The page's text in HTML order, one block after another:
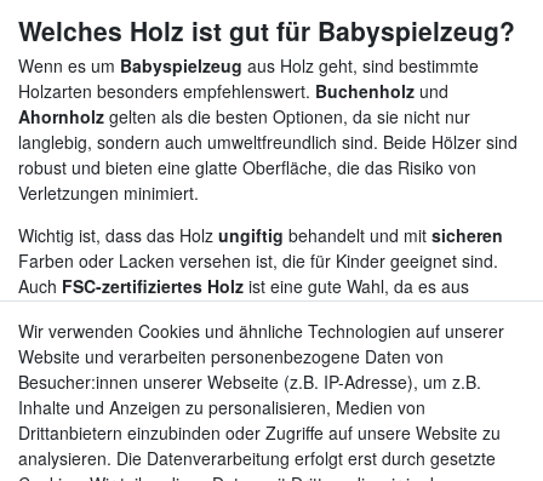
Welches Holz ist gut für Babyspielzeug?
Wenn es um Babyspielzeug aus Holz geht, sind bestimmte
Holzarten besonders empfehlenswert. Buchenholz und
Ahornholz gelten als die besten Optionen, da sie nicht nur
langlebig, sondern auch umweltfreundlich sind. Beide Hölzer sind
robust und bieten eine glatte Oberfläche, die das Risiko von
Verletzungen minimiert.
Wichtig ist, dass das Holz ungiftig behandelt und mit sicheren
Farben oder Lacken versehen ist, die für Kinder geeignet sind.
Auch FSC-zertifiziertes Holz ist eine gute Wahl, da es aus
Spielzeug keine kleinen Teile enthält, die verschluckt werden
könnten. Auf diese Weise können Sie sicherstellen, dass das
Spielzeug sowohlsicher als auch nachhaltigist, während Ihr
Baby spielerisch die Welt entdeckt.
Worauf sollte beim Kauf von Spielzeug
Wir verwenden Cookies und ähnliche Technologien auf unserer
Website und verarbeiten personenbezogene Daten von
Besucher:innen unserer Webseite (z.B. IP-Adresse), um z.B.
Inhalte und Anzeigen zu personalisieren, Medien von
Drittanbietern einzubinden oder Zugriffe auf unsere Website zu
analysieren. Die Datenverarbeitung erfolgt erst durch gesetzte